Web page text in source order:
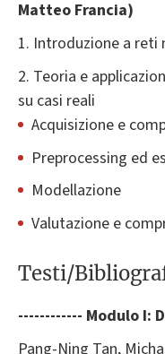
Matteo Francia)
1. Introduzione a reti
2. Teoria e
su casi reali
Acquisizione e
Preprocessing ed
Modellazione
Valutazione e
Testi/
------------ Modulo I:
Pang-Ning Tan,